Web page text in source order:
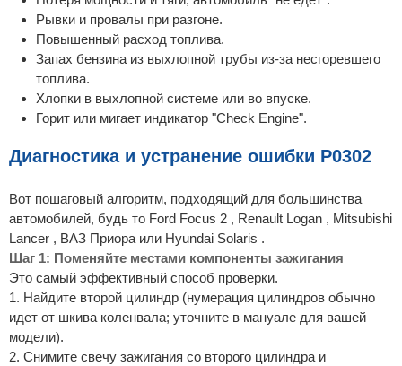
Рывки и провалы при разгоне.
Повышенный расход топлива.
Запах бензина из выхлопной трубы из-за несгоревшего
топлива.
Хлопки в выхлопной системе или во впуске.
Горит или мигает индикатор "Check Engine".
Диагностика и устранение ошибки P0302
Вот пошаговый алгоритм, подходящий для большинства
автомобилей, будь то Ford Focus 2 , Renault Logan , Mitsubishi
Lancer , ВАЗ Приора или Hyundai Solaris .
Шаг 1: Поменяйте местами компоненты зажигания
Это самый эффективный способ проверки.
1. Найдите второй цилиндр (нумерация цилиндров обычно
идет от шкива коленвала; уточните в мануале для вашей
модели).
2. Снимите свечу зажигания со второго цилиндра и